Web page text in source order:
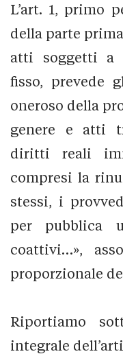
L’art. 1, primo
della parte
atti soggetti a
fisso, prevede
oneroso della
genere e atti
diritti reali
compresi la
stessi, i
per pubblica
coattivi…»,
proporzionale
Riportiamo
integrale